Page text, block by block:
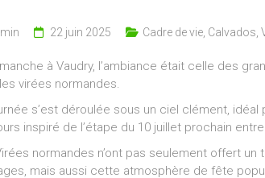
22 juin 2025 Cadre de vie Calvados
à Vaudry, l’ambiance était celle des
virées normandes.
s’est déroulée sous un ciel clément,
inspiré de l’étape du 10 juillet prochain
normandes n’ont pas seulement offert
mais aussi cette atmosphère de fête